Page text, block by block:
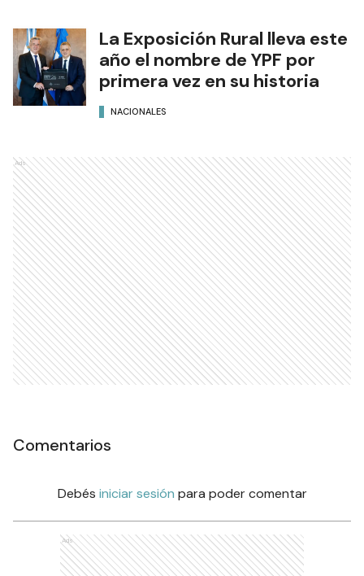
La Exposición Rural lleva este
año el nombre de YPF por
primera vez en su historia
NACIONALES
Ads
Comentarios
Debés iniciar sesión para poder comentar
Ads